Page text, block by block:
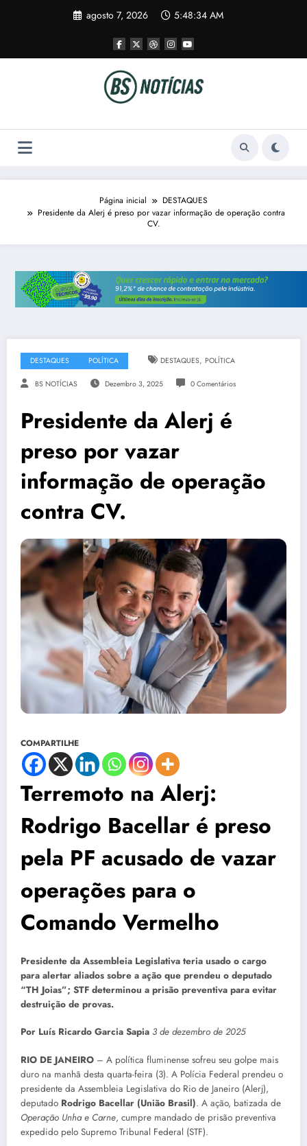
agosto 7, 2026 5:48:35 AM
Página inicial
DESTAQUES
Presidente da Alerj é preso por vazar informação de operação contra
CV.
DESTAQUES POLÍTICA DESTAQUES, POLÍTICA
BS NOTÍCIAS Dezembro 3, 2025 0 Comentários
Presidente da Alerj é
preso por vazar
informação de operação
contra CV.
COMPARTILHE
Terremoto na Alerj:
Rodrigo Bacellar é preso
pela PF acusado de vazar
operações para o
Comando Vermelho
Presidente da Assembleia Legislativa teria usado o cargo
para alertar aliados sobre a ação que prendeu o deputado
“TH Joias”; STF determinou a prisão preventiva para evitar
destruição de provas.
Por Luís Ricardo Garcia Sapia 3 de dezembro de 2025
RIO DE JANEIRO – A política fluminense sofreu seu golpe mais
duro na manhã desta quarta-feira (3). A Polícia Federal prendeu o
presidente da Assembleia Legislativa do Rio de Janeiro (Alerj),
deputado Rodrigo Bacellar (União Brasil). A ação, batizada de
Operação Unha e Carne, cumpre mandado de prisão preventiva
expedido pelo Supremo Tribunal Federal (STF).